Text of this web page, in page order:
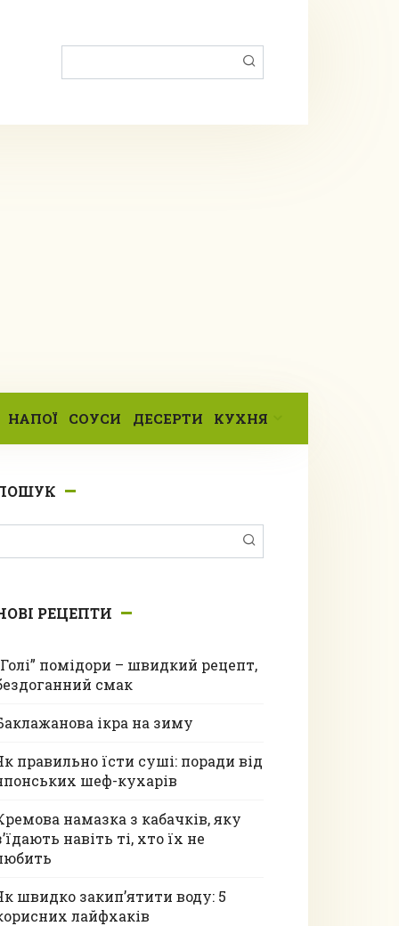
НАПОЇ СОУСИ ДЕСЕРТИ КУХНЯ
РЕЦЕПТИ
помідори – швидкий рецепт,
смак
ікра на зиму
правильно їсти суші: поради від
шеф-кухарів
намазка з кабачків, яку
навіть ті, хто їх не
швидко закип’ятити воду: 5
лайфхаків